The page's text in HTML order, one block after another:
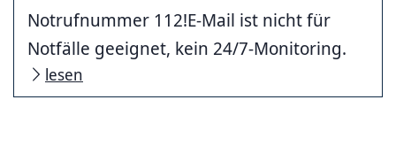
Notrufnummer 112!E-Mail ist nicht für
Notfälle geeignet, kein 24/7-Monitoring.
lesen